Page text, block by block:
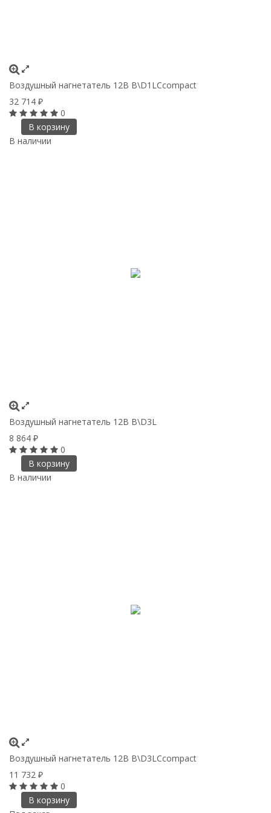
Воздушный нагнетатель 12В B\D1LCcompact
32 714 ₽
0
В корзину
В наличии
Воздушный нагнетатель 12В B\D3L
8 864 ₽
0
В корзину
В наличии
Воздушный нагнетатель 12В B\D3LCcompact
11 732 ₽
0
В корзину